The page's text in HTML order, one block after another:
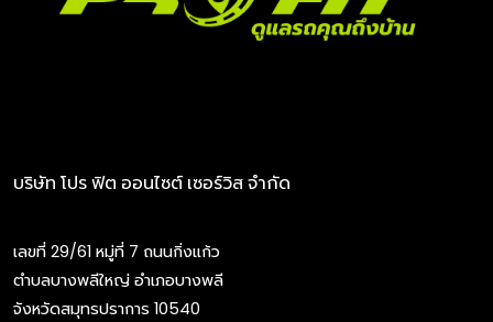
บริษัท โปร ฟิต ออนไซต์ เซอร์วิส จำกัด
เลขที่ 29/61 หมู่ที่ 7 ถนนกิ่งแก้ว
ตำบลบางพลีใหญ่ อำเภอบางพลี
จังหวัดสมุทรปราการ 10540